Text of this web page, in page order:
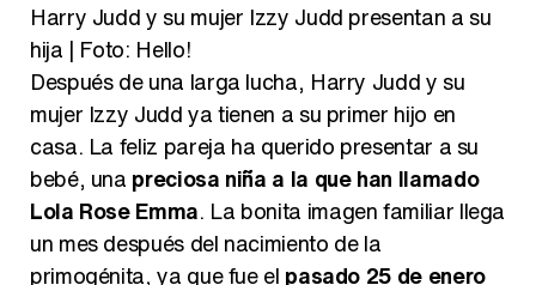
Así se tomó Felipe VI que la Infanta Sofía no quisiera recibir formación militar
Harry Judd y su mujer Izzy Judd presentan a su
hija | Foto: Hello!
Después de una larga lucha, Harry Judd y su
mujer Izzy Judd ya tienen a su primer hijo en
casa. La feliz pareja ha querido presentar a su
bebé, una preciosa niña a la que han llamado
Lola Rose Emma. La bonita imagen familiar llega
un mes después del nacimiento de la
primogénita, ya que fue el pasado 25 de enero